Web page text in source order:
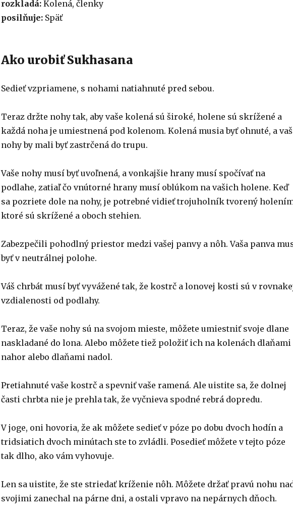
rozkladá:Kolená, členky
posilňuje:Späť
Ako urobiť Sukhasana
Sedieť vzpriamene, s nohami natiahnuté pred sebou.
Teraz držte nohy tak, aby vaše kolená sú široké, holene sú skrížené a
každá noha je umiestnená pod kolenom. Kolená musia byť ohnuté, a
nohy by mali byť zastrčená do trupu.
Vaše nohy musí byť uvoľnená, a vonkajšie hrany musí spočívať na
podlahe, zatiaľ čo vnútorné hrany musí oblúkom na vašich holene. Keď
sa pozriete dole na nohy, je potrebné vidieť trojuholník tvorený
ktoré sú skrížené a oboch stehien.
Zabezpečili pohodlný priestor medzi vašej panvy a nôh. Vaša panva
byť v neutrálnej polohe.
Váš chrbát musí byť vyvážené tak, že kostrč a lonovej kosti sú v
vzdialenosti od podlahy.
Teraz, že vaše nohy sú na svojom mieste, môžete umiestniť svoje dlane
naskladané do lona. Alebo môžete tiež položiť ich na kolenách dlaňami
nahor alebo dlaňami nadol.
Pretiahnuté vaše kostrč a spevniť vaše ramená. Ale uistite sa, že dolnej
časti chrbta nie je prehla tak, že vyčnieva spodné rebrá dopredu.
V joge, oni hovoria, že ak môžete sedieť v póze po dobu dvoch hodín a
tridsiatich dvoch minútach ste to zvládli. Posedieť môžete v tejto póze
tak dlho, ako vám vyhovuje.
Len sa uistite, že ste striedať kríženie nôh. Môžete držať pravú nohu
svojimi zanechal na párne dni, a ostali vpravo na nepárnych dňoch.